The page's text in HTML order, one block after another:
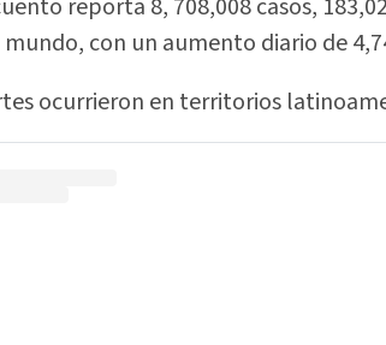
reporta 8, 708,008 casos,
con un aumento diario de
ocurrieron en territorios